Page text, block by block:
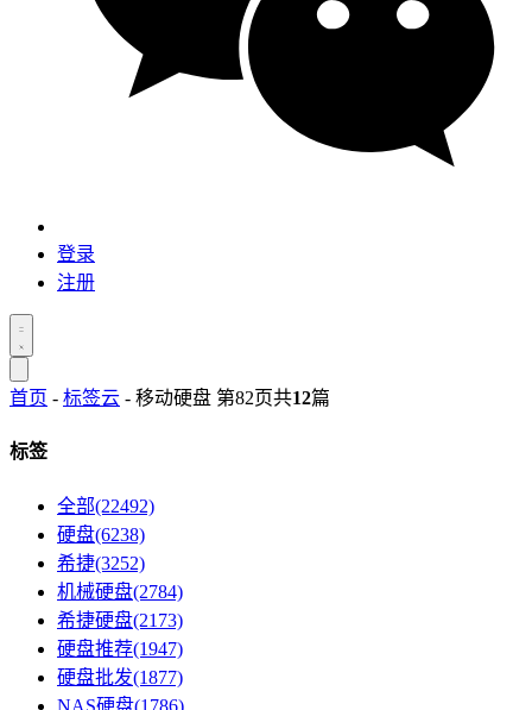
登录
注册
首页 - 标签云 - 移动硬盘 第82页共12篇
标签
全部(22492)
硬盘(6238)
希捷(3252)
机械硬盘(2784)
希捷硬盘(2173)
硬盘推荐(1947)
硬盘批发(1877)
NAS硬盘(1786)